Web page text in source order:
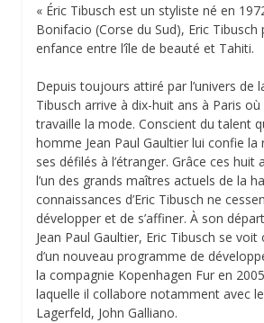
« Éric Tibusch est un styliste né en
Bonifacio (Corse du Sud), Eric Tibusch
enfance entre l’île de beauté et Tahiti.
Depuis toujours attiré par l’univers de
Tibusch arrive à dix-huit ans à Paris
travaille la mode. Conscient du talent
homme Jean Paul Gaultier lui confie la
ses défilés à l’étranger. Grâce ces huit
l’un des grands maîtres actuels de la
connaissances d’Eric Tibusch ne
développer et de s’affiner. À son
Jean Paul Gaultier, Eric Tibusch se
d’un nouveau programme de
la compagnie Kopenhagen Fur en
laquelle il collabore notamment avec
Lagerfeld, John Galliano.